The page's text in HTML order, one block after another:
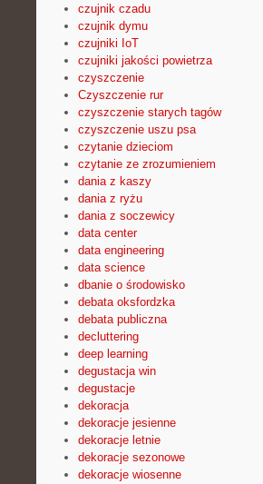
czujnik czadu
czujnik dymu
czujniki IoT
czujniki jakości powietrza
czyszczenie
Czyszczenie rur
czyszczenie starych tagów
czyszczenie uszu psa
czytanie dzieciom
czytanie ze zrozumieniem
dania z kaszy
dania z ryżu
dania z soczewicy
data center
data engineering
data science
dbanie o środowisko
debata oksfordzka
debata publiczna
decluttering
deep learning
degustacja win
degustacje
dekoracja
dekoracje jesienne
dekoracje letnie
dekoracje sezonowe
dekoracje wiosenne